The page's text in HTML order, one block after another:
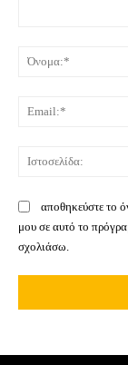
αποθηκεύστε το
μου σε αυτό το
σχολιάσω.